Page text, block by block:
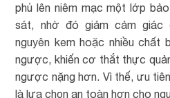
phủ lên niêm mạc một lớp
sát, nhờ đó giảm cảm giác
nguyên kem hoặc nhiều
ngược, khiến cơ thắt thực
ngược nặng hơn. Vì thế, ưu
là lựa chọn an toàn hơn cho